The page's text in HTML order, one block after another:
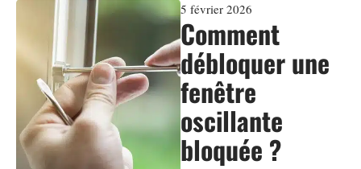
5 février 2026
Comment
débloquer une
fenêtre
oscillante
bloquée ?